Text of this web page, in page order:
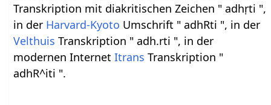
Transkription mit diakritischen Zeichen " adhṛti ",
in der Harvard-Kyoto Umschrift " adhRti ", in der
Velthuis Transkription " adh.rti ", in der
modernen InternetItrans Transkription "
adhR^iti ".